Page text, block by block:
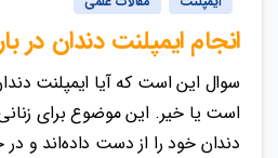
انجام ایمپلنت دندان در
سوال این است که آیا ایمپلنت
است یا خیر. این موضوع برای
دندان خود را از دست داده‌اند و در